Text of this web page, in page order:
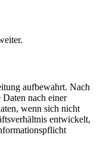
aufbewahrt. Nach
Daten nach einer
wenn sich nicht
entwickelt,